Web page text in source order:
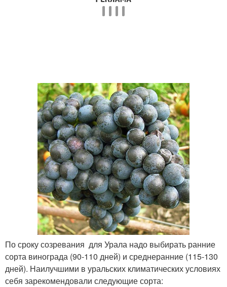
По сроку созревания для Урала надо выбирать ранние
сорта винограда (90-110 дней) и среднеранние (115-130
дней). Наилучшими в уральских климатических условиях
себя зарекомендовали следующие сорта: